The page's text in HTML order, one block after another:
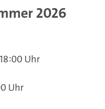
2026
18:00 Uhr
Uhr